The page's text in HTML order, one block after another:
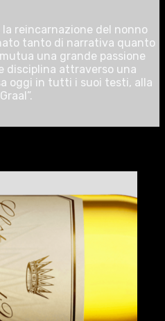
reincarnazione del nonno
tanto di narrativa quanto
una grande passione
disciplina attraverso una
oggi in tutti i suoi testi, alla